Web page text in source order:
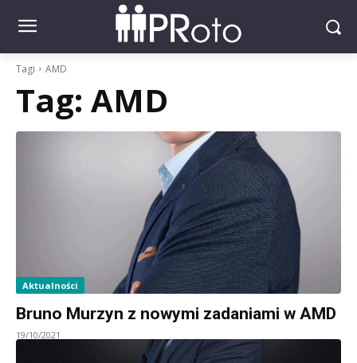
Tagi AMD
Tag: AMD
Aktualności
Bruno Murzyn z nowymi zadaniami w AMD
19/10/2021